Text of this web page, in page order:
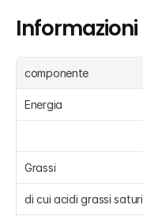
Informazioni
componente
Energia
Grassi
di cui acidi grassi saturi